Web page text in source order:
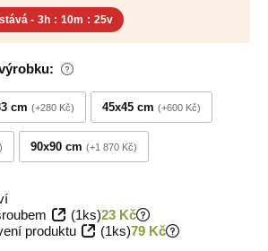
- 3h : 10m : 24v
cm +280 Kč 45x45 cm +600 Kč
90x90 cm +1 870 Kč
(1ks)23 Kč
produktu
(1ks)79 Kč